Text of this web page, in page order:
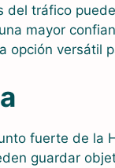
tráfico
mayor
opción versátil
fuerte de la
guardar